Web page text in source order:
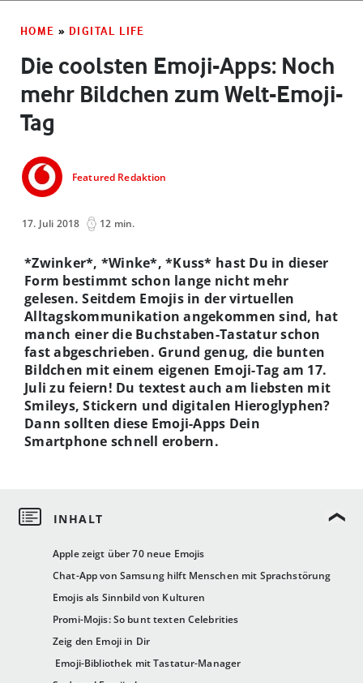
HOME » DIGITAL LIFE
Die coolsten Emoji-Apps: Noch
mehr Bildchen zum Welt-Emoji-
Tag
Featured Redaktion
17. Juli 2018 12 min.
Apple zeigt über 70 neue Emojis
Chat-App von Samsung hilft Menschen mit Sprachstörung
Emojis als Sinnbild von Kulturen
Promi-Mojis: So bunt texten Celebrities
Zeig den Emoji in Dir
Emoji-Bibliothek mit Tastatur-Manager
*Zwinker*, *Winke*, *Kuss* hast Du in dieser
Form bestimmt schon lange nicht mehr
gelesen. Seitdem Emojis in der virtuellen
Alltagskommunikation angekommen sind, hat
manch einer die Buchstaben-Tastatur schon
fast abgeschrieben. Grund genug, die bunten
Bildchen mit einem eigenen Emoji-Tag am 17.
Juli zu feiern! Du textest auch am liebsten mit
Smileys, Stickern und digitalen Hieroglyphen?
Dann sollten diese Emoji-Apps Dein
Smartphone schnell erobern.